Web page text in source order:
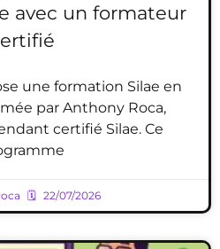
avec un formateur
une formation Silae en
par Anthony Roca,
certifié Silae. Ce
22/07/2026